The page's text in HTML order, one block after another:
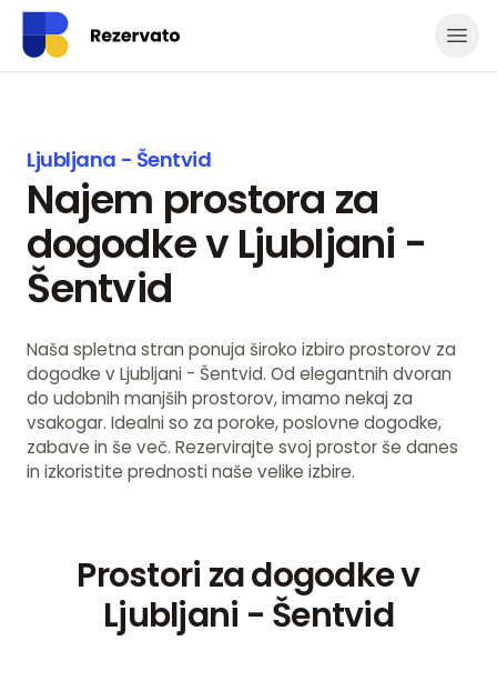
Ljubljana - Šentvid
Najem prostora za
dogodke v Ljubljani -
Šentvid
Naša spletna stran ponuja široko izbiro prostorov za
dogodke v Ljubljani - Šentvid. Od elegantnih dvoran
do udobnih manjših prostorov, imamo nekaj za
vsakogar. Idealni so za poroke, poslovne dogodke,
zabave in še več. Rezervirajte svoj prostor še danes
in izkoristite prednosti naše velike izbire.
Prostori za dogodke v
Ljubljani - Šentvid